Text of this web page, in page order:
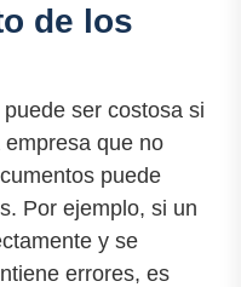
de los
ser costosa si
que no
puede
Por ejemplo, si un
y se
errores, es